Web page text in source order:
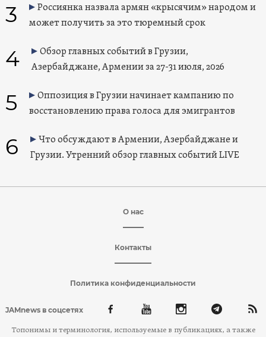
3
Россиянка назвала армян «крысячим» народом и
может получить за это тюремный срок
4
Обзор главных событий в Грузии,
Азербайджане, Армении за 27-31 июля, 2026
5
Оппозиция в Грузии начинает кампанию по
восстановлению права голоса для эмигрантов
6
Что обсуждают в Армении, Азербайджане и
Грузии. Утренний обзор главных событий LIVE
О нас
Контакты
Политика конфиденциальности
JAMnews в соцсетях
Топонимы и терминология, используемые в публикациях, а также